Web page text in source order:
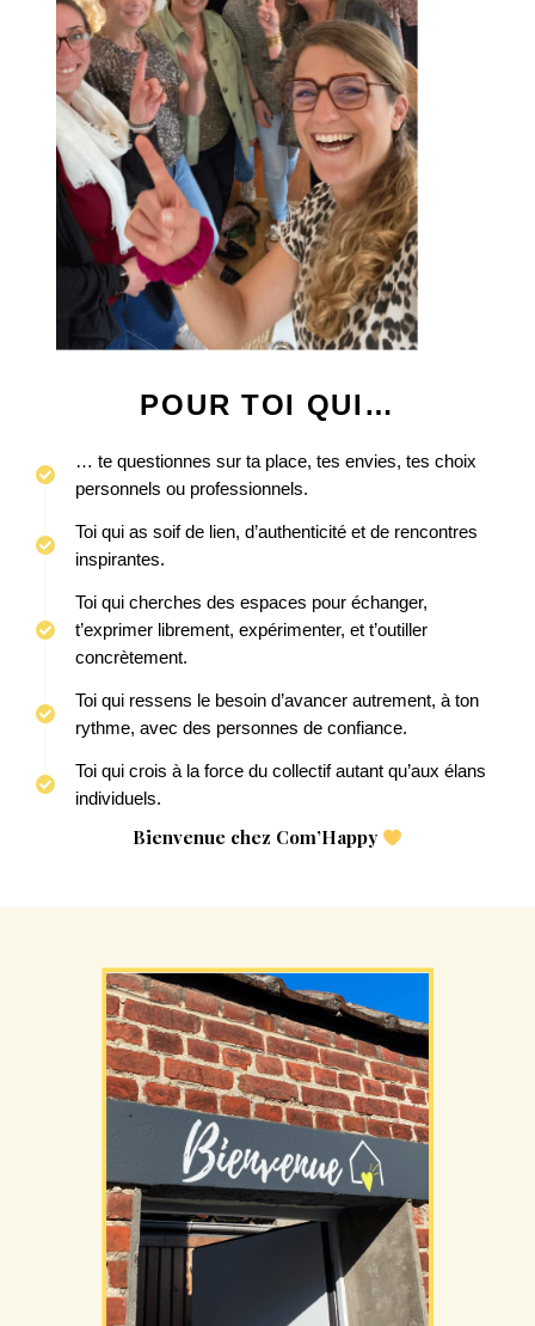
POUR TOI QUI…
… te questionnes sur ta place, tes envies, tes choix
personnels ou professionnels.
Toi qui as soif de lien, d’authenticité et de rencontres
inspirantes.
Toi qui cherches des espaces pour échanger,
t’exprimer librement, expérimenter, et t’outiller
concrètement.
Toi qui ressens le besoin d’avancer autrement, à ton
rythme, avec des personnes de confiance.
Toi qui crois à la force du collectif autant qu’aux élans
individuels.
Bienvenue chez Com’Happy